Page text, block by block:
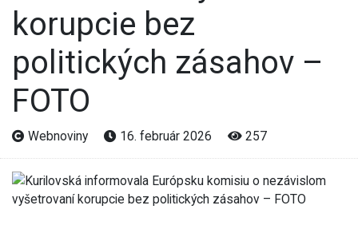
korupcie bez
politických zásahov –
FOTO
Webnoviny 16. február 2026 257